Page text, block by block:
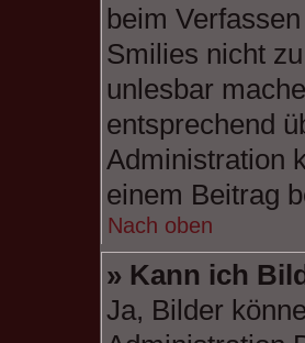
beim
Smilies nicht
unlesbar
entsprechend
Administration
einem Beitrag
Nach oben
» Kann ich
Ja, Bilder